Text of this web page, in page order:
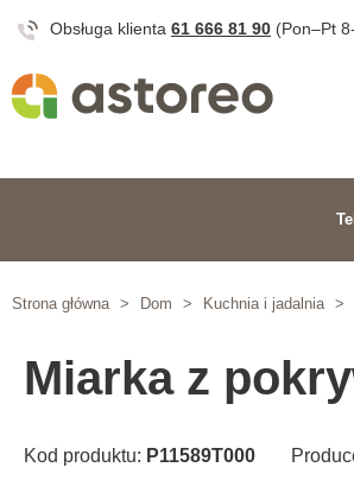
Obsługa klienta 61 666 81 90 (Pon–Pt
Strona główna > Dom > Kuchnia i jadalnia >
Miarka z
Kod produktu: P11589T000